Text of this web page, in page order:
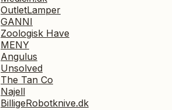
OutletLamper
GANNI
Zoologisk Have
MENY
Angulus
Unsolved
The Tan Co
Najell
BilligeRobotknive.dk